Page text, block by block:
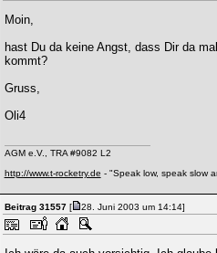
Moin,
hast Du da keine Angst, dass Dir da
kommt?
Gruss,
Oli4
AGM e.V., TRA #9082 L2
http://www.t-rocketry.de - "Speak low, speak slow
Beitrag 31557[ 28. Juni 2003 um 14:14]